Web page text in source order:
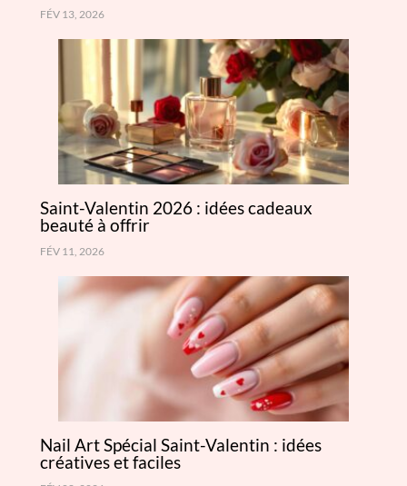
FÉV 13, 2026
Saint-Valentin 2026 : idées cadeaux
beauté à offrir
FÉV 11, 2026
Nail Art Spécial Saint-Valentin : idées
créatives et faciles